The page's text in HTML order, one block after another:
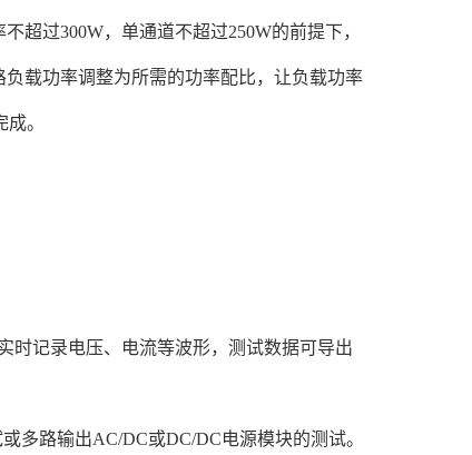
超过300W，单通道不超过250W的前提下，
载功率调整为所需的功率配比，让负载功率
。
时记录电压、电流等波形，测试数据可导出
多路输出AC/DC或DC/DC电源模块的测试。